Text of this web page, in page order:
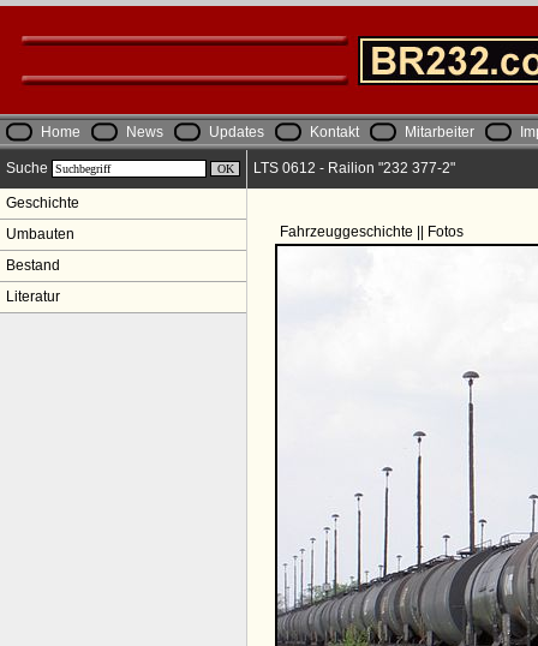
Home News Updates Kontakt Mitarbeiter
Suche
Geschichte
Umbauten
Bestand
Literatur
LTS 0612 - Railion "232 377-2"
Fahrzeuggeschichte || Fotos